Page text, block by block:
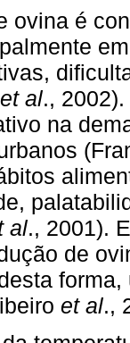
ovina é
et al.,
na
al., 2001).
de
et al.,